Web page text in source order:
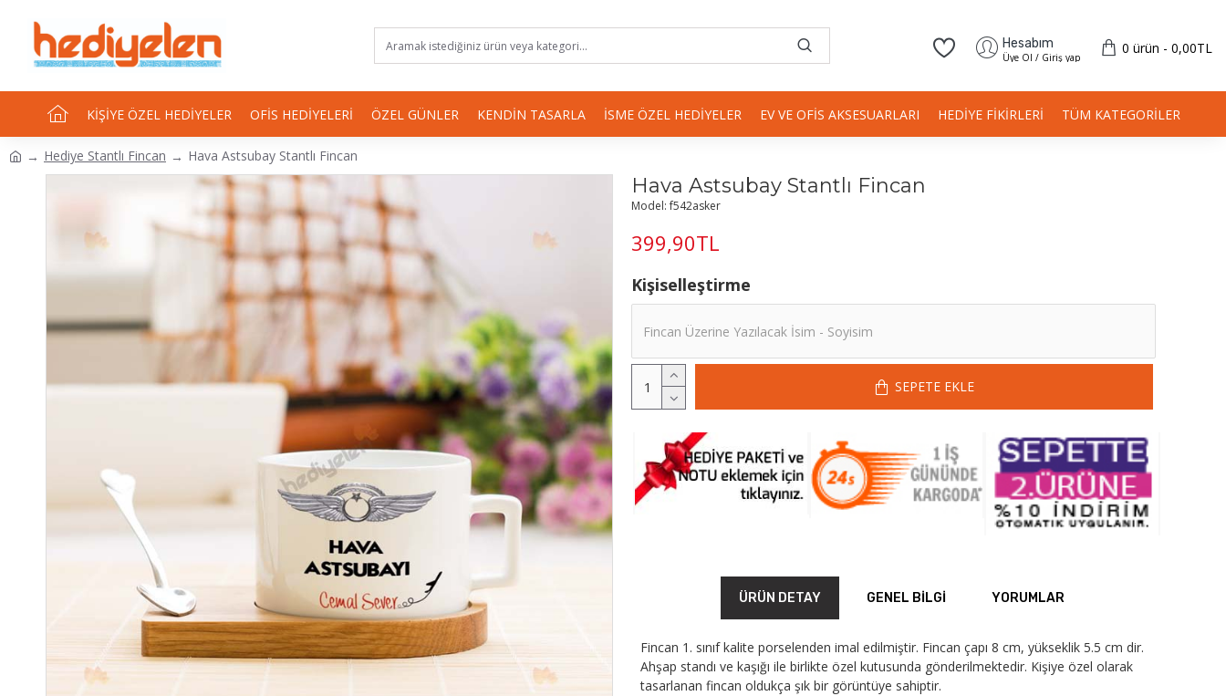
Hesabım
Üye Ol / Giriş yap
0 ürün - 0,00TL
KIŞIYE ÖZEL HEDIYELER OFIS HEDIYELERI ÖZEL GÜNLER KENDIN TASARLA İSME ÖZEL HEDIYELER EV VE OFIS AKSESUARLARI HEDIYE FIKIRLERI TÜM KATEGORILER
Hediye Stantlı Fincan Hava Astsubay Stantlı Fincan
Hava Astsubay Stantlı Fincan
399,90TL
Model: f542asker
Kişiselleştirme
SEPETE EKLE
ÜRÜN DETAY GENEL BILGI YORUMLAR
Fincan 1. sınıf kalite porselenden imal edilmiştir. Fincan çapı 8 cm, yükseklik 5.5 cm dir.
Ahşap standı ve kaşığı ile birlikte özel kutusunda gönderilmektedir. Kişiye özel olarak
tasarlanan fincan oldukça şık bir görüntüye sahiptir.